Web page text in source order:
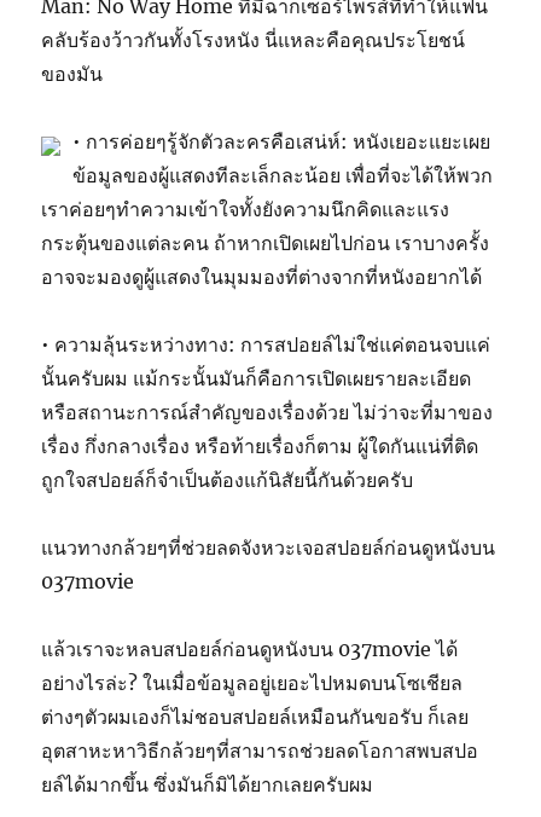
Man: No Way Home ที่มีฉากเซอร์ไพรส์ที่ทำให้แฟน
คลับร้องว้าวกันทั้งโรงหนัง นี่แหละคือคุณประโยชน์
ของมัน
• การค่อยๆรู้จักตัวละครคือเสน่ห์: หนังเยอะแยะเผย
ข้อมูลของผู้แสดงทีละเล็กละน้อย เพื่อที่จะได้ให้พวก
เราค่อยๆทำความเข้าใจทั้งยังความนึกคิดและแรง
กระตุ้นของแต่ละคน ถ้าหากเปิดเผยไปก่อน เราบางครั้ง
อาจจะมองดูผู้แสดงในมุมมองที่ต่างจากที่หนังอยากได้
• ความลุ้นระหว่างทาง: การสปอยล์ไม่ใช่แค่ตอนจบแค่
นั้นครับผม แม้กระนั้นมันก็คือการเปิดเผยรายละเอียด
หรือสถานะการณ์สำคัญของเรื่องด้วย ไม่ว่าจะที่มาของ
เรื่อง กึ่งกลางเรื่อง หรือท้ายเรื่องก็ตาม ผู้ใดกันแน่ที่ติด
ถูกใจสปอยล์ก็จำเป็นต้องแก้นิสัยนี้กันด้วยครับ
แนวทางกล้วยๆที่ช่วยลดจังหวะเจอสปอยล์ก่อนดูหนังบน
037movie
แล้วเราจะหลบสปอยล์ก่อนดูหนังบน 037movie ได้
อย่างไรล่ะ? ในเมื่อข้อมูลอยู่เยอะไปหมดบนโซเชียล
ต่างๆตัวผมเองก็ไม่ชอบสปอยล์เหมือนกันขอรับ ก็เลย
อุตสาหะหาวิธีกล้วยๆที่สามารถช่วยลดโอกาสพบสปอ
ยล์ได้มากขึ้น ซึ่งมันก็มิได้ยากเลยครับผม